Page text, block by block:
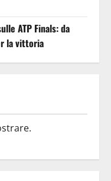
ATP Finals: da
la vittoria